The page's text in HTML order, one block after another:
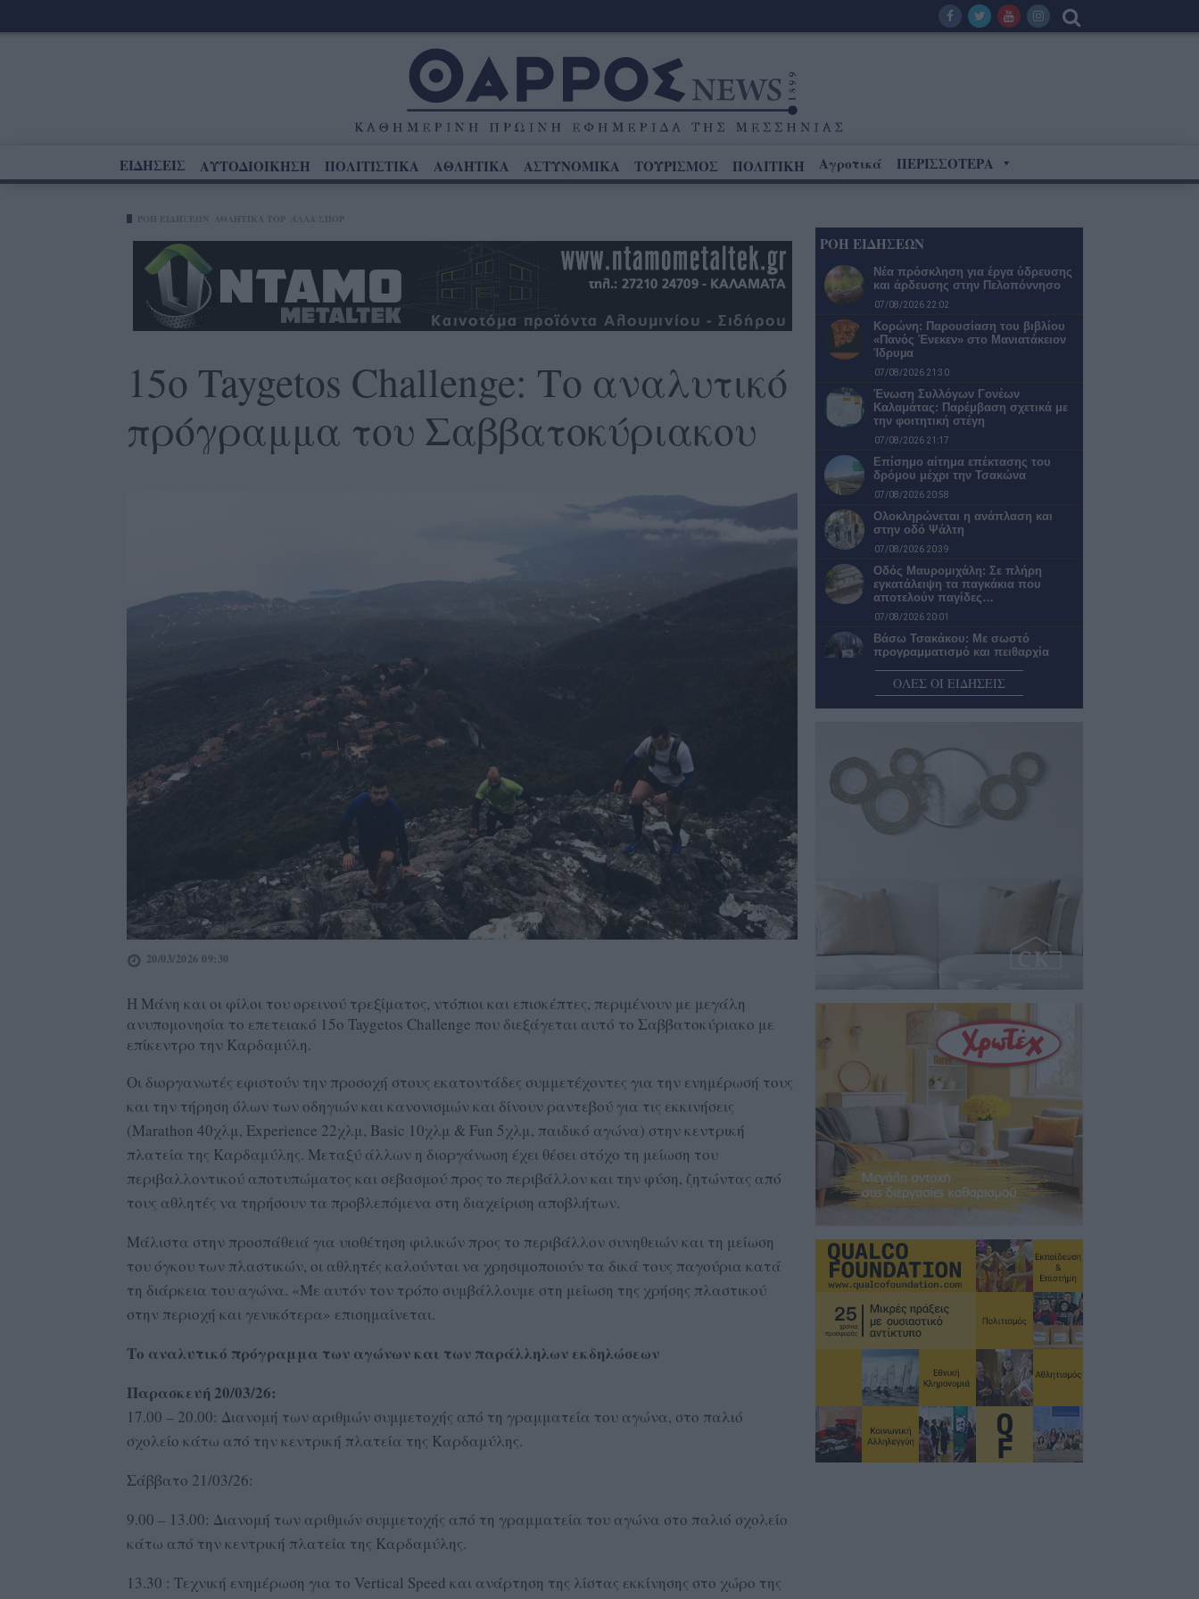
ΕΙΔΗΣΕΙΣ ΑΥΤΟΔΙΟΙΚΗΣΗ ΠΟΛΙΤΙΣΤΙΚΑ ΑΘΛΗΤΙΚΑ ΑΣΤΥΝΟΜΙΚΑ ΤΟΥΡΙΣΜΟΣ ΠΟΛΙΤΙΚΗ Αγροτικά ΠΕΡΙΣΣΟΤΕΡΑ
15ο Taygetos Challenge: Το αναλυτικό
πρόγραμμα του Σαββατοκύριακου
20/03/2026 09:30
Η Μάνη και οι φίλοι του ορεινού τρεξίματος, ντόπιοι και επισκέπτες, περιμένουν με μεγάλη
ανυπομονησία το επετειακό 15ο Taygetos Challenge που διεξάγεται αυτό το Σαββατοκύριακο με
επίκεντρο την Καρδαμύλη.
Οι διοργανωτές εφιστούν την προσοχή στους εκατοντάδες συμμετέχοντες για την ενημέρωσή τους
και την τήρηση όλων των οδηγιών και κανονισμών και δίνουν ραντεβού για τις εκκινήσεις
(Marathon 40χλμ, Experience 22χλμ, Basic 10χλμ & Fun 5χλμ, παιδικό αγώνα) στην κεντρική
πλατεία της Καρδαμύλης. Μεταξύ άλλων η διοργάνωση έχει θέσει στόχο τη μείωση του
περιβαλλοντικού αποτυπώματος και σεβασμού προς το περιβάλλον και την φύση, ζητώντας από
τους αθλητές να τηρήσουν τα προβλεπόμενα στη διαχείριση αποβλήτων.
Μάλιστα στην προσπάθειά για υιοθέτηση φιλικών προς το περιβάλλον συνηθειών και τη μείωση
του όγκου των πλαστικών, οι αθλητές καλούνται να χρησιμοποιούν τα δικά τους παγούρια κατά
τη διάρκεια του αγώνα. «Με αυτόν τον τρόπο συμβάλλουμε στη μείωση της χρήσης πλαστικού
στην περιοχή και γενικότερα» επισημαίνεται.
Το αναλυτικό πρόγραμμα των αγώνων και των παράλληλων εκδηλώσεων
Παρασκευή 20/03/26:
17.00 – 20.00: Διανομή των αριθμών συμμετοχής από τη γραμματεία του αγώνα, στο παλιό
σχολείο κάτω από την κεντρική πλατεία της Καρδαμύλης.
Σάββατο 21/03/26:
9.00 – 13.00: Διανομή των αριθμών συμμετοχής από τη γραμματεία του αγώνα στο παλιό σχολείο
κάτω από την κεντρική πλατεία της Καρδαμύλης.
13.30 : Τεχνική ενημέρωση για το Vertical Speed και ανάρτηση της λίστας εκκίνησης στο χώρο της
ΡΟΗ ΕΙΔΗΣΕΩΝ
Νέα πρόσκληση για έργα ύδρευσης
και άρδευσης στην Πελοπόννησο
07/08/2026 22:02
Κορώνη: Παρουσίαση του βιβλίου
«Πανός Ένεκεν» στο Μανιατάκειον
Ίδρυµα
07/08/2026 21:30
Ένωση Συλλόγων Γονέων
Καλαμάτας: Παρέμβαση σχετικά με
την φοιτητική στέγη
07/08/2026 21:17
Επίσημο αίτημα επέκτασης του
δρόμου μέχρι την Τσακώνα
07/08/2026 20:58
Ολοκληρώνεται η ανάπλαση και
στην οδό Ψάλτη
07/08/2026 20:39
Οδός Μαυρομιχάλη: Σε πλήρη
εγκατάλειψη τα παγκάκια που
αποτελούν παγίδες…
07/08/2026 20:01
Βάσω Τσακάκου: Με σωστό
προγραμματισμό και πειθαρχία
07/08/2026 19:00
Καλαμάτα: Απαράδεκτη η εικόνα σε
07/08/2026 18:25
Λύσεις για προβλήματα ύδρευσης –
αποχέτευσης ανήγγειλε η πρόεδρος
07/08/2026 18:01
ΟΛΕΣ ΟΙ ΕΙΔΗΣΕΙΣ